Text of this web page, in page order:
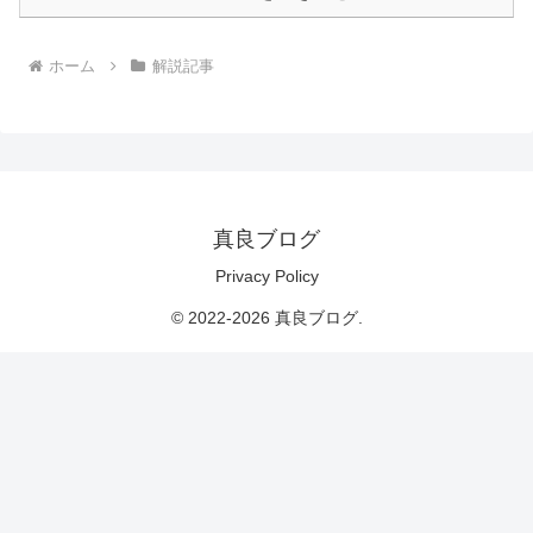
ホーム 解説記事
真良ブログ
Privacy Policy
© 2022-2026 真良ブログ.